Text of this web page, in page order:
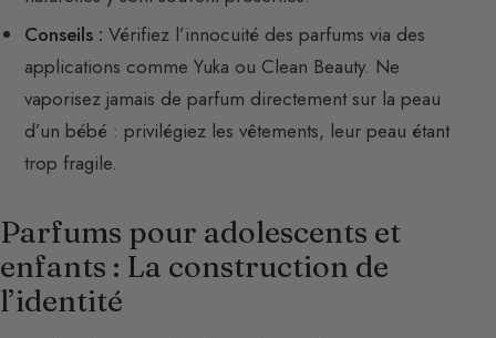
Conseils : Vérifiez l’innocuité des parfums via des
applications comme Yuka ou Clean Beauty. Ne
vaporisez jamais de parfum directement sur la peau
d’un bébé : privilégiez les vêtements, leur peau étant
trop fragile.
Parfums pour adolescents et
enfants : La construction de
l’identité